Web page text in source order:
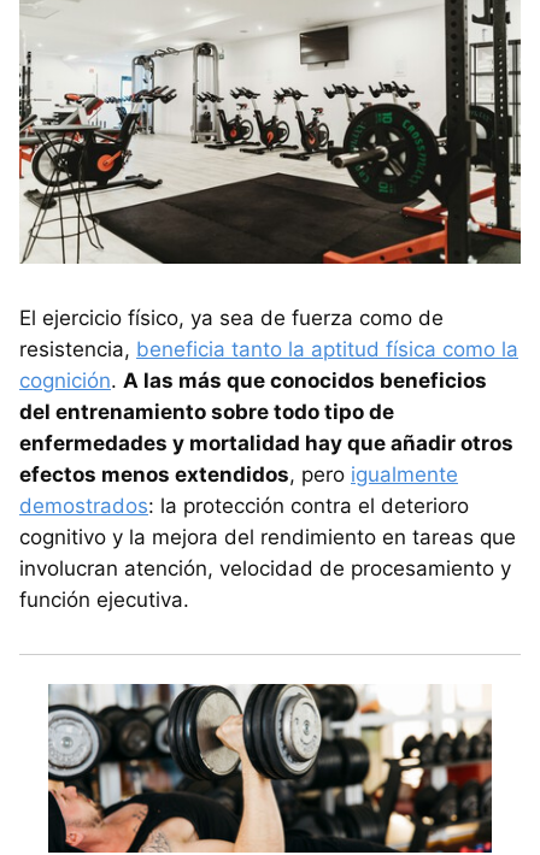
El ejercicio físico, ya sea de fuerza como de
resistencia, beneficia tanto la aptitud física como la
cognición. A las más que conocidos beneficios
del entrenamiento sobre todo tipo de
enfermedades y mortalidad hay que añadir otros
efectos menos extendidos, pero igualmente
demostrados: la protección contra el deterioro
cognitivo y la mejora del rendimiento en tareas que
involucran atención, velocidad de procesamiento y
función ejecutiva.